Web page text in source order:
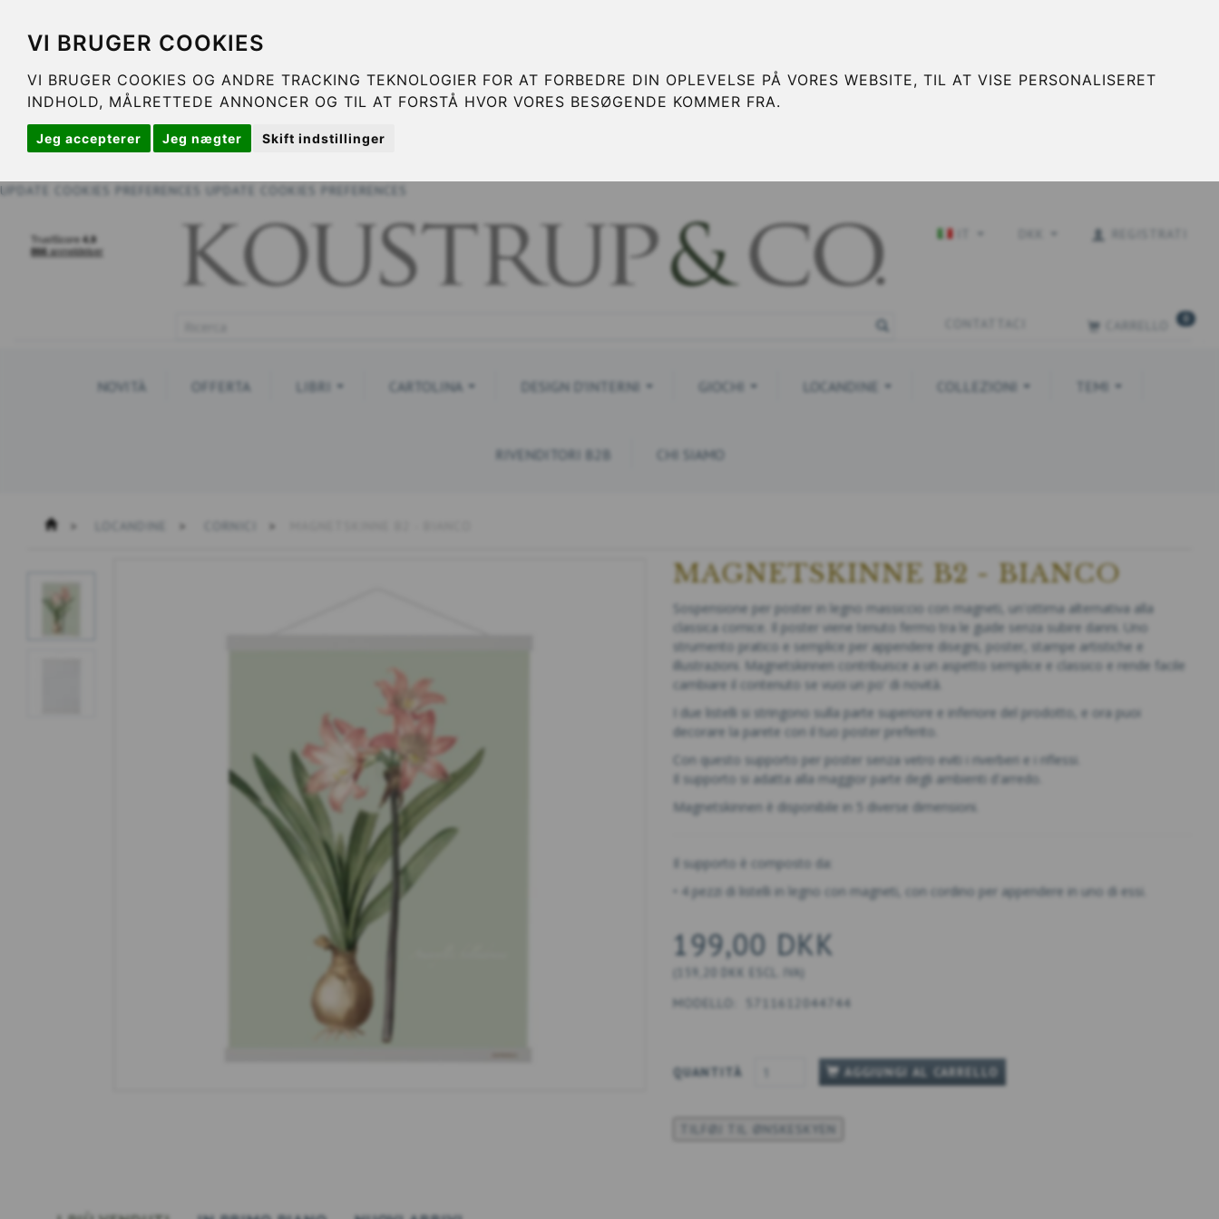
VI BRUGER COOKIES
VI BRUGER COOKIES OG ANDRE TRACKING TEKNOLOGIER FOR AT FORBEDRE DIN OPLEVELSE PÅ VORES WEBSITE, TIL AT VISE PERSONALISERET
INDHOLD, MÅLRETTEDE ANNONCER OG TIL AT FORSTÅ HVOR VORES BESØGENDE KOMMER FRA.
Jeg accepterer Jeg nægter Skift indstillinger
UPDATE COOKIES PREFERENCES UPDATE COOKIES PREFERENCES
NOVITÀ OFFERTA LIBRI CARTOLINA DESIGN D'INTERNI GIOCHI LOCANDINE COLLEZIONI TEMI
RIVENDITORI B2B CHI SIAMO
MAGNETSKINNE B2 - BIANCO
Sospensione per poster in legno massiccio con magneti, un'ottima alternativa alla
classica cornice. Il poster viene tenuto fermo tra le guide senza subire danni. Uno
strumento pratico e semplice per appendere disegni, poster, stampe artistiche e
illustrazioni. Magnetskinnen contribuisce a un aspetto semplice e classico e rende facile
cambiare il contenuto se vuoi un po' di novità.
I due listelli si stringono sulla parte superiore e inferiore del prodotto, e ora puoi
decorare la parete con il tuo poster preferito.
Con questo supporto per poster senza vetro eviti i riverberi e i riflessi.
Il supporto si adatta alla maggior parte degli ambienti d'arredo.
Magnetskinnen è disponibile in 5 diverse dimensioni.
Il supporto è composto da:
• 4 pezzi di listelli in legno con magneti, con cordino per appendere in uno di essi.
199,00 DKK
159,20 DKK ESCL. IVA
MODELLO: 5711612044744
QUANTITÀ AGGIUNGI AL CARRELLO
TILFØJ TIL ØNSKESKYEN